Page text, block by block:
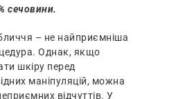
сечовини.
– не найприємніша
Однак, якщо
шкіру перед
маніпуляцій, можна
відчуттів. У